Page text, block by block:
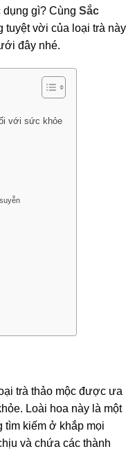
dụng gì? Cùng Sắc
tuyệt vời của loại trà này
đây nhé.
với sức khỏe
trà thảo mộc được ưa
Loài hoa này là một
tìm kiếm ở khắp mọi
và chứa các thành